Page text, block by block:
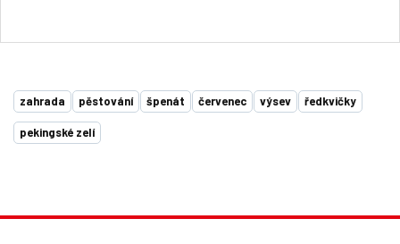
zahrada pěstování špenát červenec výsev ředkvičky
pekingské zelí